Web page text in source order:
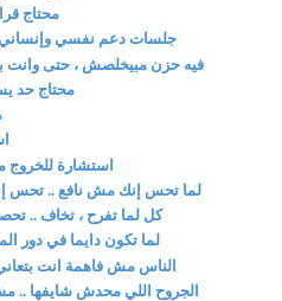
محتاج
جلسات دعم نفسي وإنساني
فيه حزن مبيخلصش ، حتى وانت
محتاج حد
استشارة للخروج
لما تحس إنك مش نافع .. تحس
كل لما تفرح ، تخاف ..
لما تكون دايما في دور
الناس مش فاهمة انت
الجروح اللي محدش شايفها ..